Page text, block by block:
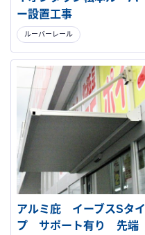
ー設置工事
ルーバーレール
アルミ庇 イーブスSタイ
プ サポート有り 先端